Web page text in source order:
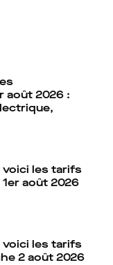
août 2026 :
voici les tarifs
août 2026
voici les tarifs
2 août 2026